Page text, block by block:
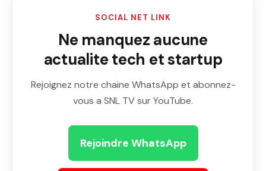
SOCIAL NET LINK
Ne manquez aucune
actualite tech et startup
Rejoignez notre chaine WhatsApp et abonnez-
vous a SNL TV sur YouTube.
Rejoindre WhatsApp